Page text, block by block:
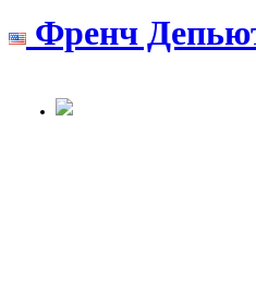
Фрeнч